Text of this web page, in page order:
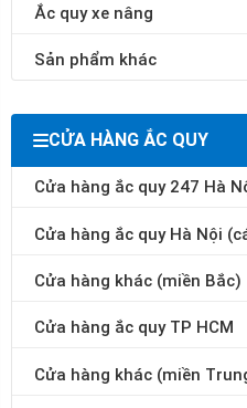
Ắc quy xe nâng
Sản phẩm khác
CỬA HÀNG ẮC QUY
Cửa hàng ắc quy 247 Hà
Cửa hàng ắc quy Hà Nội
Cửa hàng khác (miền Bắc)
Cửa hàng ắc quy TP HCM
Cửa hàng khác (miền